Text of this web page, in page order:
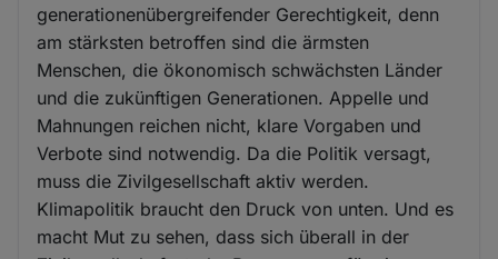
generationenübergreifender Gerechtigkeit, denn
am stärksten betroffen sind die ärmsten
Menschen, die ökonomisch schwächsten Länder
und die zukünftigen Generationen. Appelle und
Mahnungen reichen nicht, klare Vorgaben und
Verbote sind notwendig. Da die Politik versagt,
muss die Zivilgesellschaft aktiv werden.
Klimapolitik braucht den Druck von unten. Und es
macht Mut zu sehen, dass sich überall in der